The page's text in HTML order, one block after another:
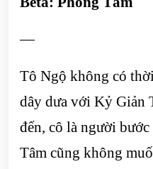
—
Tô Ngộ không có
dây dưa với Kỷ Giản
đến, cô là người
Tâm cũng không